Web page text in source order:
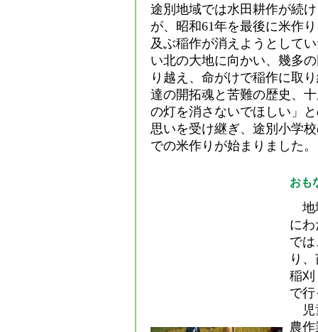
途別地域では水田耕作が続
が、昭和61年を最後に米作
及ぶ稲作が消えようとして
い北の大地に向かい、幾多
り越え、命がけで稲作に取
達の開拓魂と苦難の歴史、
の灯を消さないでほしい」
思いを受け継ぎ、途別小学
での米作りが始まりました。
おも
地
に
で
り
稲刈
で
児
農